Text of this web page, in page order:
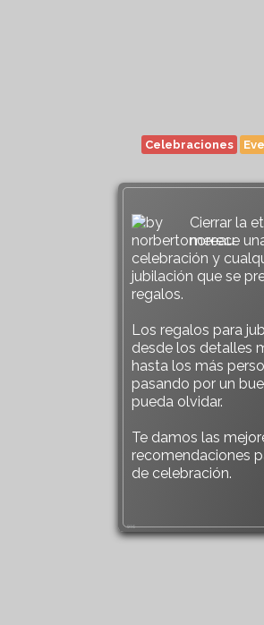
Celebraciones
Cierrar la
merece
celebración y
jubilación que se
regalos.
Los regalos para
desde los detalles
hasta los más
pasando por un
pueda olvidar.
Te damos las
recomendaciones
de celebración.
916